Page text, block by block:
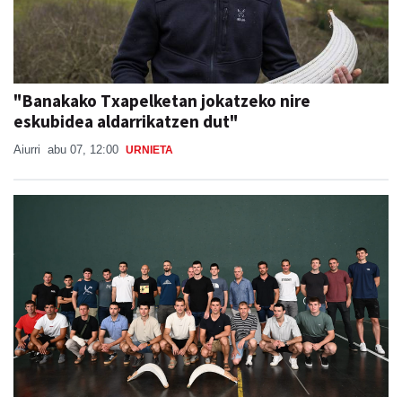
"Banakako Txapelketan jokatzeko nire
eskubidea aldarrikatzen dut"
Aiurri abu 07, 12:00 URNIETA